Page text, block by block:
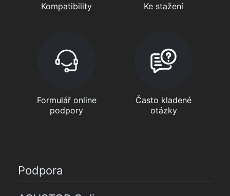
Kompatibility Ke stažení
Formulář online
podpory
Často kladené
otázky
Podpora